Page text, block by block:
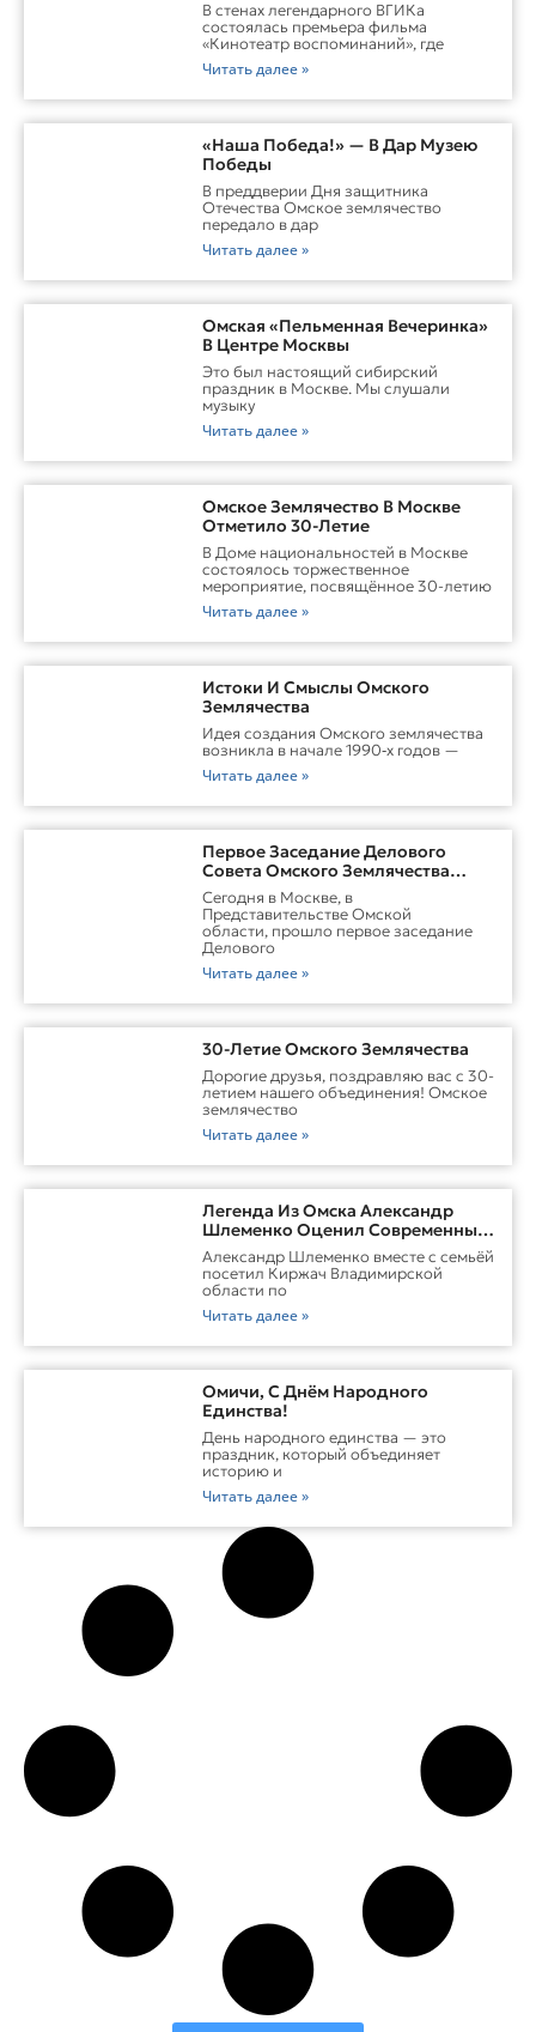
В стенах легендарного ВГИКа
состоялась премьера фильма
«Кинотеатр воспоминаний», где
Читать далее »
«Наша Победа!» — В Дар Музею
Победы
В преддверии Дня защитника
Отечества Омское землячество
передало в дар
Читать далее »
Омская «Пельменная Вечеринка»
В Центре Москвы
Это был настоящий сибирский
праздник в Москве. Мы слушали
музыку
Читать далее »
Омское Землячество В Москве
Отметило 30-Летие
В Доме национальностей в Москве
состоялось торжественное
мероприятие, посвящённое 30-летию
Читать далее »
Истоки И Смыслы Омского
Землячества
Идея создания Омского землячества
возникла в начале 1990‑х годов —
Читать далее »
Первое Заседание Делового
Совета Омского Землячества
Прошло С Участием Губернатора
Омской Области
Сегодня в Москве, в
Представительстве Омской
области, прошло первое заседание
Делового
Читать далее »
30-Летие Омского Землячества
Дорогие друзья, поздравляю вас с 30-
летием нашего объединения! Омское
землячество
Читать далее »
Легенда Из Омска Александр
Шлеменко Оценил Современные
Заводы Холдинга «Русклимат» И
Перспективы ММА В Киржаче
Александр Шлеменко вместе с семьёй
посетил Киржач Владимирской
области по
Читать далее »
Омичи, С Днём Народного
Единства!
День народного единства — это
праздник, который объединяет
историю и
Читать далее »